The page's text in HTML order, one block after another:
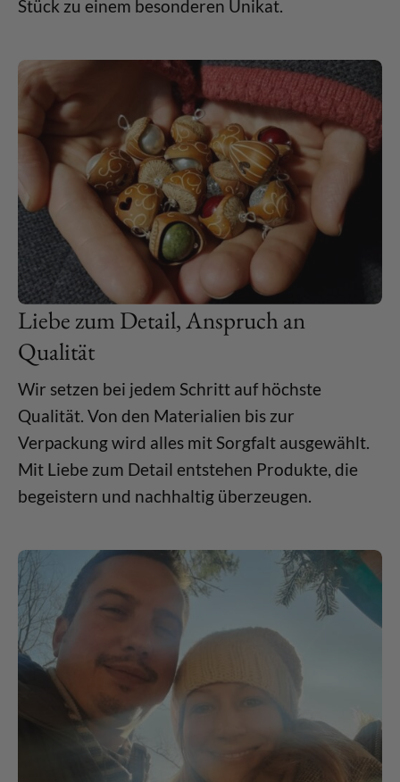
Stück zu einem besonderen Unikat.
Liebe zum Detail, Anspruch an
Qualität
Wir setzen bei jedem Schritt auf höchste
Qualität. Von den Materialien bis zur
Verpackung wird alles mit Sorgfalt ausgewählt.
Mit Liebe zum Detail entstehen Produkte, die
begeistern und nachhaltig überzeugen.